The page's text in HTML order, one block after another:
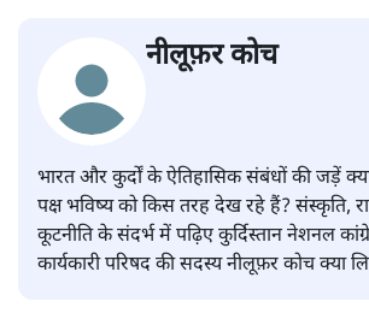
नीलूफ़र कोच
भारत और कुर्दों के ऐतिहासिक संबंधों की जड़ें
पक्ष भविष्य को किस तरह देख रहे हैं? संस्कृति,
कूटनीति के संदर्भ में पढ़िए कुर्दिस्तान नेशनल
कार्यकारी परिषद की सदस्य नीलूफ़र कोच क्या